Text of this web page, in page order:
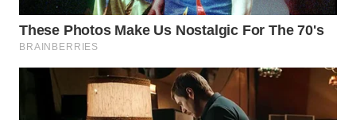
WN
BINJAI
WN
CIREBON